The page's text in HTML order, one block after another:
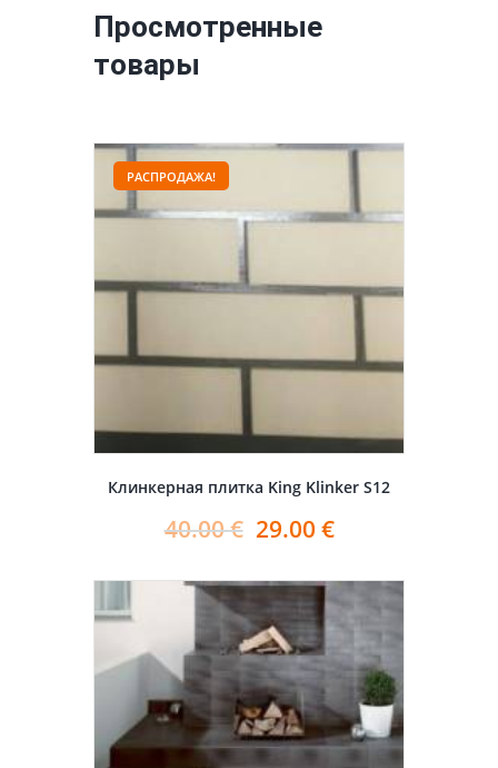
Просмотренные
товары
РАСПРОДАЖА!
Клинкерная плитка King Klinker S12
40.00€ 29.00 €